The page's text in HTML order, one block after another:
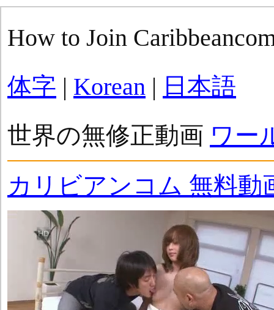
How to Join
体字 | Korean | 日本語
世界の無修正動画 ワー
カリビアンコム 無料動